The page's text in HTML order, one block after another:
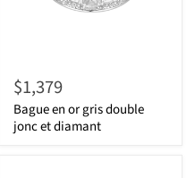
$1,379
Bague en or gris double
jonc et diamant